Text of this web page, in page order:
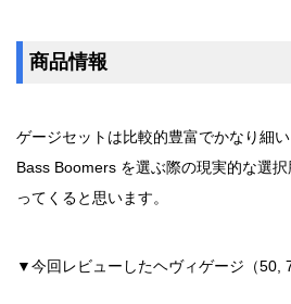
商品情報
ゲージセットは比較的豊富でかなり細
Bass Boomers を選ぶ際の現実的な選
ってくると思います。
▼今回レビューしたヘヴィゲージ（50,